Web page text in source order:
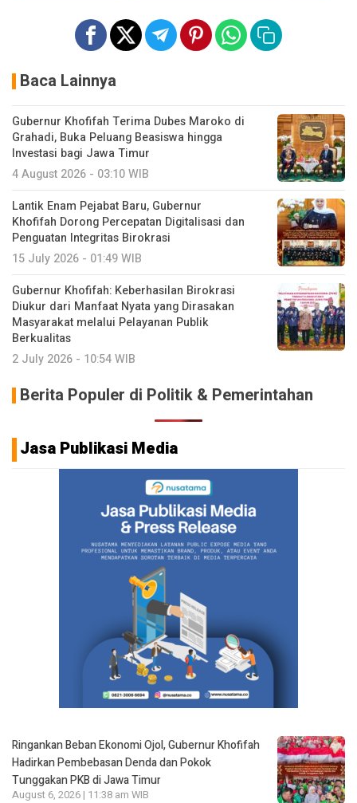
Baca Lainnya
Gubernur Khofifah Terima Dubes Maroko di
Grahadi, Buka Peluang Beasiswa hingga
Investasi bagi Jawa Timur
4 August 2026 - 03:10 WIB
Lantik Enam Pejabat Baru, Gubernur
Khofifah Dorong Percepatan Digitalisasi dan
Penguatan Integritas Birokrasi
15 July 2026 - 01:49 WIB
Gubernur Khofifah: Keberhasilan Birokrasi
Diukur dari Manfaat Nyata yang Dirasakan
Masyarakat melalui Pelayanan Publik
Berkualitas
2 July 2026 - 10:54 WIB
Berita Populer di Politik & Pemerintahan
Jasa Publikasi Media
Ringankan Beban Ekonomi Ojol, Gubernur Khofifah
Hadirkan Pembebasan Denda dan Pokok
Tunggakan PKB di Jawa Timur
August 6, 2026 | 11:38 am WIB